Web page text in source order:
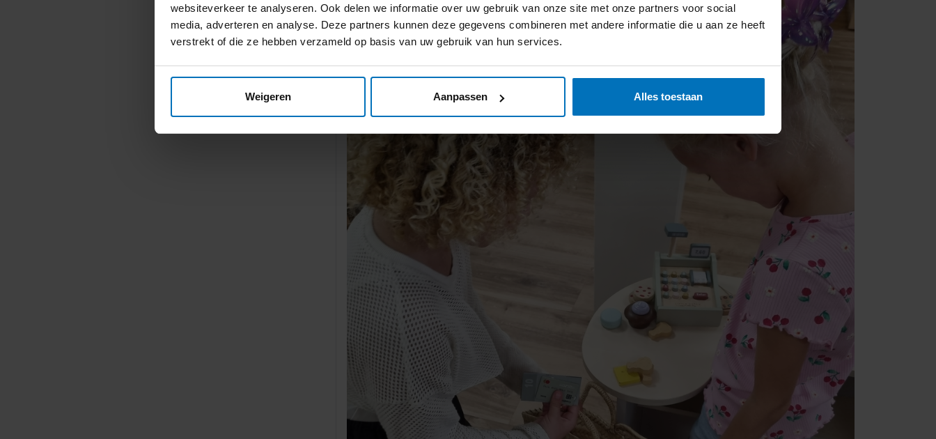
websiteverkeer te analyseren. Ook delen we informatie over uw gebruik van onze site met onze partners voor social
media, adverteren en analyse. Deze partners kunnen deze gegevens combineren met andere informatie die u aan ze heeft
verstrekt of die ze hebben verzameld op basis van uw gebruik van hun services.
Weigeren Aanpassen Alles toestaan